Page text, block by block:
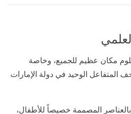
مكان عظيم للجميع، وخاصة
المتفاعل الوحيد في دولة الإمارات
المصممة خصيصاً للأطفال،